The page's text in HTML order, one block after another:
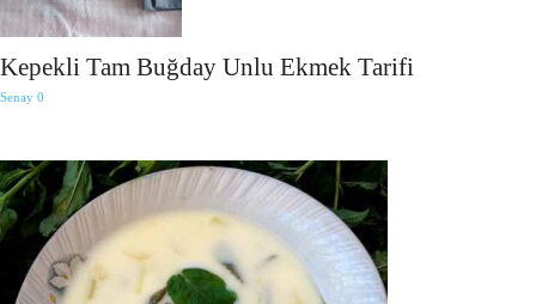
Kepekli Tam Buğday Unlu Ekmek Tarifi
Senay 0